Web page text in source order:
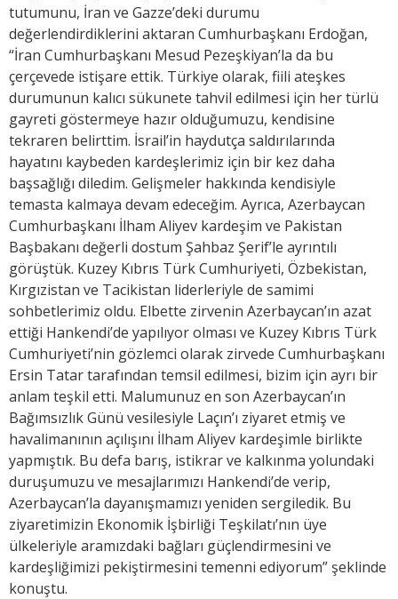
tutumunu, İran ve Gazze’deki durumu
değerlendirdiklerini aktaran Cumhurbaşkanı Erdoğan,
“İran Cumhurbaşkanı Mesud Pezeşkiyan’la da bu
çerçevede istişare ettik. Türkiye olarak, fiili ateşkes
durumunun kalıcı sükunete tahvil edilmesi için her türlü
gayreti göstermeye hazır olduğumuzu, kendisine
tekraren belirttim. İsrail’in haydutça saldırılarında
hayatını kaybeden kardeşlerimiz için bir kez daha
başsağlığı diledim. Gelişmeler hakkında kendisiyle
temasta kalmaya devam edeceğim. Ayrıca, Azerbaycan
Cumhurbaşkanı İlham Aliyev kardeşim ve Pakistan
Başbakanı değerli dostum Şahbaz Şerif’le ayrıntılı
görüştük. Kuzey Kıbrıs Türk Cumhuriyeti, Özbekistan,
Kırgızistan ve Tacikistan liderleriyle de samimi
sohbetlerimiz oldu. Elbette zirvenin Azerbaycan’ın azat
ettiği Hankendi’de yapılıyor olması ve Kuzey Kıbrıs Türk
Cumhuriyeti’nin gözlemci olarak zirvede Cumhurbaşkanı
Ersin Tatar tarafından temsil edilmesi, bizim için ayrı bir
anlam teşkil etti. Malumunuz en son Azerbaycan’ın
Bağımsızlık Günü vesilesiyle Laçın’ı ziyaret etmiş ve
havalimanının açılışını İlham Aliyev kardeşimle birlikte
yapmıştık. Bu defa barış, istikrar ve kalkınma yolundaki
duruşumuzu ve mesajlarımızı Hankendi’de verip,
Azerbaycan’la dayanışmamızı yeniden sergiledik. Bu
ziyaretimizin Ekonomik İşbirliği Teşkilatı’nın üye
ülkeleriyle aramızdaki bağları güçlendirmesini ve
kardeşliğimizi pekiştirmesini temenni ediyorum” şeklinde
konuştu.